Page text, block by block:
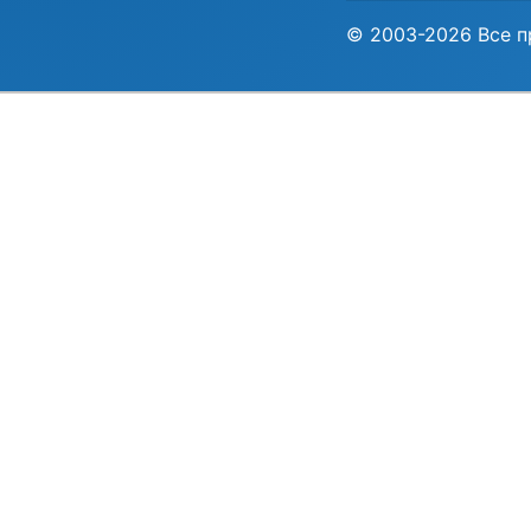
© 2003-2026 Все